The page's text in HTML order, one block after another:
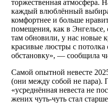
торжественная атмосфера.
каждый влюблённый
комфортнее и больше
помещения, как в
там обновили, у нас новые
красивые люстры с
обстановку», — сообщила
Самой опытной невесте
(они между собой не пара).
«усреднённая невеста не
жених чуть-чуть стал